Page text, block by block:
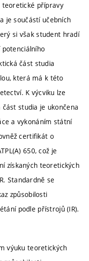
teoretické přípravy
je součástí učebních
si však student hradí
část studia
která má k této
K výcviku lze
část studia je ukončena
a vykonáním státní
certifikát o
650, což je
získaných teoretických
Standardně se
způsobilosti
podle přístrojů (IR).
výuku teoretických